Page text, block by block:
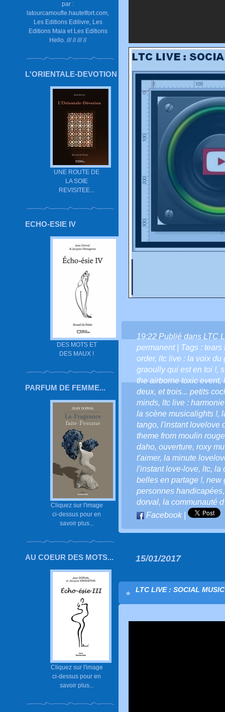
par :
latourcamoufle.hautetfort.com,
Les Editions Edilivre, Les
Editions Maia et Les Editions
Hello. /// // /// //
L'ORIENTALE-DEVOTION
UNE ROUTE DE
LA SOIE
REVISITEE...
ECHO-ESIE IV
DES MOTS ET
DES MAUX !
PARFUM DE FEMME...
Cliquez sur l'image
ci-dessus pour en
savoir plus...
AU COEUR DES MOTS...
Cliquez sur l'image
ci-dessus pour en
savoir plus...
19:22 Publié dans LTC
permanent| Tags : tears
order, ltc live : la voix du
graoully qui est en toi !,
the airborne toxic event,
deux, et trois... petits
minds, ltc live :
la scène musicalights !,
tango, l'instant lovelove
theme from moulin rouge
daho, ouverture, roxy
t'aimer, la minute
l'instant love-love, ltc, la
belles en partage !, new
personnes handicapées
dorval, la communauté
Facebook|
15/01/2017
LTC LIVE : SOCIAL